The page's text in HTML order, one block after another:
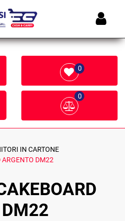
0
0
IN CARTONE
ARGENTO DM22